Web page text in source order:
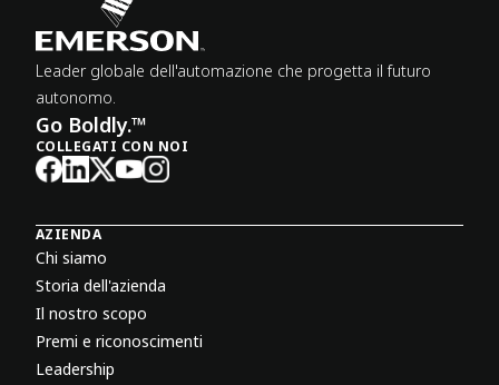
Leader globale dell'automazione che progetta il futuro
autonomo.
Go Boldly.™
COLLEGATI CON NOI
AZIENDA
Chi siamo
Storia dell'azienda
Il nostro scopo
Premi e riconoscimenti
Leadership